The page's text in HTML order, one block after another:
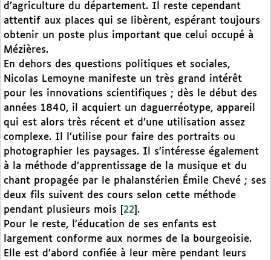
d’agriculture du département. Il reste cependant
attentif aux places qui se libèrent, espérant toujours
obtenir un poste plus important que celui occupé à
Mézières.
En dehors des questions politiques et sociales,
Nicolas Lemoyne manifeste un très grand intérêt
pour les innovations scientifiques ; dès le début des
années 1840, il acquiert un daguerréotype, appareil
qui est alors très récent et d’une utilisation assez
complexe. Il l’utilise pour faire des portraits ou
photographier les paysages. Il s’intéresse également
à la méthode d’apprentissage de la musique et du
chant propagée par le phalanstérien Émile Chevé ; ses
deux fils suivent des cours selon cette méthode
pendant plusieurs mois
22 .
Pour le reste, l’éducation de ses enfants est
largement conforme aux normes de la bourgeoisie.
Elle est d’abord confiée à leur mère pendant leurs